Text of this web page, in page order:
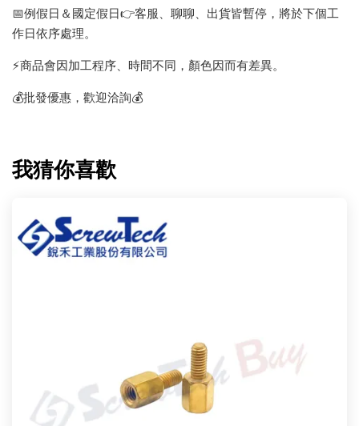
📅例假日＆國定假日👉客服、聊聊、出貨皆暫停，將於下個工
作日依序處理。
⚡️商品會因加工程序、時間不同，顏色因而有差異。
💰批發優惠，歡迎洽詢💰
我猜你喜歡